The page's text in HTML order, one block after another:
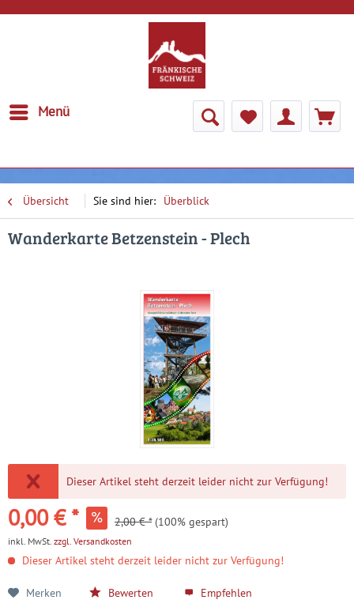
Menü
Übersicht Überblick
Wanderkarte Betzenstein - Plech
Dieser Artikel steht derzeit leider nicht zur Verfügung!
0,00 € * 2,00 € * (100% gespart)
inkl. MwSt. zzgl. Versandkosten
Dieser Artikel steht derzeit leider nicht zur Verfügung!
Merken Bewerten Empfehlen